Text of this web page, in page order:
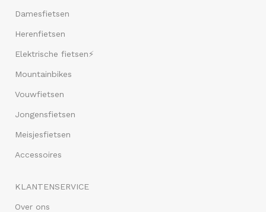
Damesfietsen
Herenfietsen
Elektrische fietsen⚡
Mountainbikes
Vouwfietsen
Jongensfietsen
Meisjesfietsen
Accessoires
KLANTENSERVICE
Over ons